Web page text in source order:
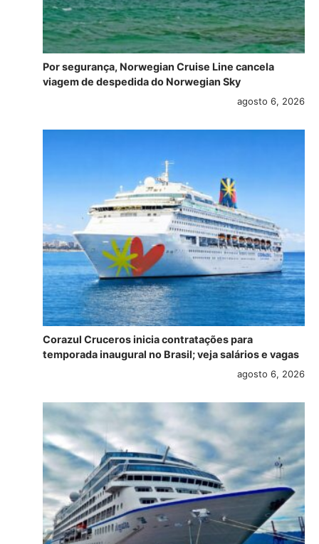
Por segurança, Norwegian Cruise Line cancela
viagem de despedida do Norwegian Sky
agosto 6, 2026
Corazul Cruceros inicia contratações para
temporada inaugural no Brasil; veja salários e vagas
agosto 6, 2026